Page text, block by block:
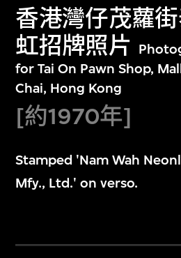
香港灣仔茂蘿
虹招牌照片
for Tai On Pawn Shop,
Chai, Hong Kong
[約1970年]
Stamped 'Nam Wah
Mfy., Ltd.' on verso.